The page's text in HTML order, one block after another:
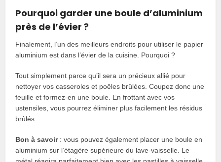
Pourquoi garder une boule d’aluminium
près de l’évier ?
Finalement, l’un des meilleurs endroits pour utiliser le papier
aluminium est dans l’évier de la cuisine. Pourquoi ?
Tout simplement parce qu’il sera un précieux allié pour
nettoyer vos casseroles et poêles brûlées. Coupez donc une
feuille et formez-en une boule. En frottant avec vos
ustensiles, vous pourrez éliminer plus facilement les résidus
brûlés.
Bon à savoir : vous pouvez également placer une boule en
aluminium sur l’étagère supérieure du lave-vaisselle. Le